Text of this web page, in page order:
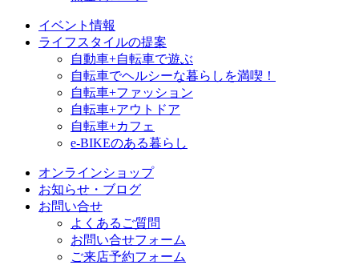
イベント情報
ライフスタイルの提案
自動車+自転車で遊ぶ
自転車でヘルシーな暮らしを満喫！
自転車+ファッション
自転車+アウトドア
自転車+カフェ
e-BIKEのある暮らし
オンラインショップ
お知らせ・ブログ
お問い合せ
よくあるご質問
お問い合せフォーム
ご来店予約フォーム